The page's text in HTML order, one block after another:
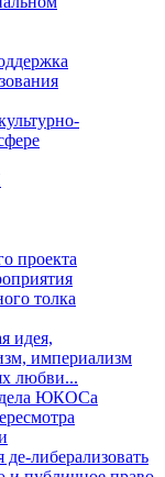
проекта
толка
идея,
империализм
любви...
ЮКОСа
либерализовать